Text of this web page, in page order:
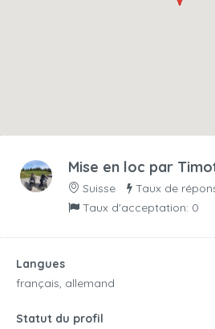
Mise en loc par
Suisse
Taux de
Taux d'acceptation: 0
Langues
français, allemand
Statut du profil